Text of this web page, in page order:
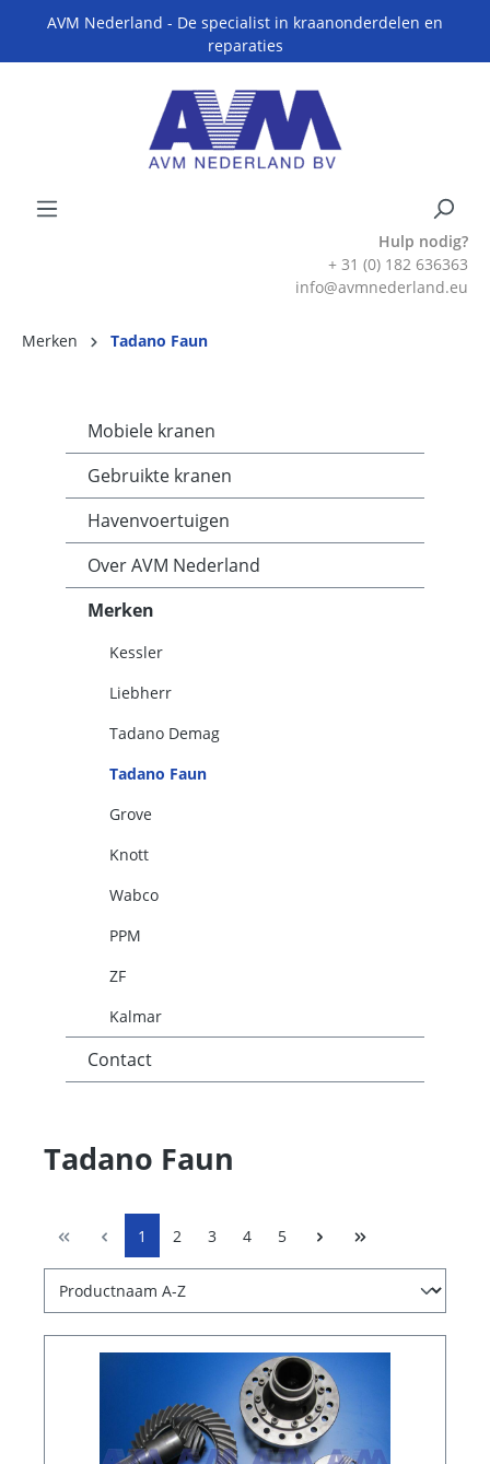
AVM Nederland - De specialist in kraanonderdelen en
reparaties
Hulp nodig?
+ 31 (0) 182 636363
info@avmnederland.eu
Merken Tadano Faun
Mobiele kranen
Gebruikte kranen
Havenvoertuigen
Over AVM Nederland
Merken
Kessler
Liebherr
Tadano Demag
Tadano Faun
Grove
Knott
Wabco
PPM
ZF
Kalmar
Contact
Tadano Faun
1 2 3 4 5